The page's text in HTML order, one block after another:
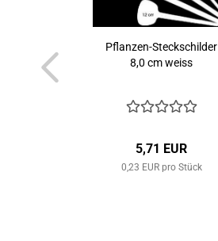
Pflanzen-Steckschilder
8,0 cm weiss
5,71 EUR
0,23 EUR pro Stück